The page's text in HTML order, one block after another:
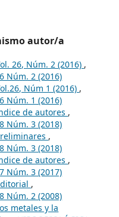
autor/a
26, Núm. 2 (2016) ,
Núm. 2 (2016)
Núm 1 (2016) ,
Núm. 1 (2016)
de autores ,
Núm. 3 (2018)
,
Núm. 3 (2018)
de autores ,
Núm. 3 (2017)
,
Núm. 2 (2008)
metales y la